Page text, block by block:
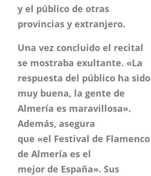
y el público de otras
provincias y extranjero.
Una vez concluido el recital
se mostraba exultante. «La
respuesta del público ha sido
muy buena, la gente de
Almería es maravillosa».
Además, asegura
que «el Festival de Flamenco
de Almería es el
mejor de España». Sus